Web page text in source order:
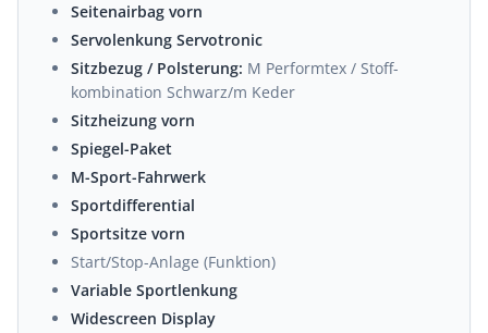
Seitenairbag vorn
Servolenkung Servotronic
Sitzbezug / Polsterung: M Performtex / Stoff-
kombination Schwarz/m Keder
Sitzheizung vorn
Spiegel-Paket
M-Sport-Fahrwerk
Sportdifferential
Sportsitze vorn
Start/Stop-Anlage (Funktion)
Variable Sportlenkung
Widescreen Display